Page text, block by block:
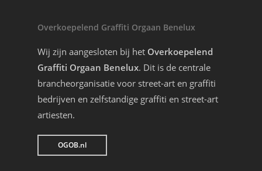
Overkoepelend Graffiti Orgaan Benelux
Wij zijn aangesloten bij het Overkoepelend
Graffiti Orgaan Benelux. Dit is de centrale
brancheorganisatie voor street-art en graffiti
bedrijven en zelfstandige graffiti en street-art
artiesten.
OGOB.nl